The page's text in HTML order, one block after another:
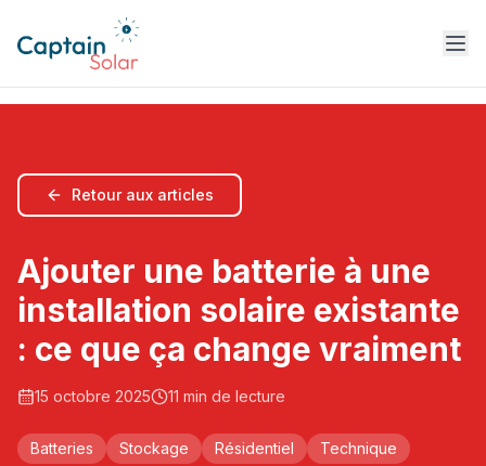
Retour aux articles
Ajouter une batterie à une
installation solaire existante
: ce que ça change vraiment
15 octobre 2025 11 min de lecture
Batteries Stockage Résidentiel Technique